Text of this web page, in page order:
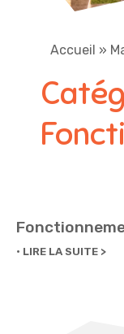
Accueil »
LIRE LA SUITE